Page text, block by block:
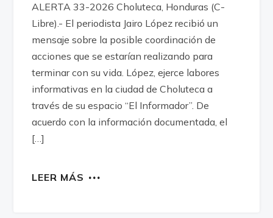
ALERTA 33-2026 Choluteca, Honduras (C-
Libre).- El periodista Jairo López recibió un
mensaje sobre la posible coordinación de
acciones que se estarían realizando para
terminar con su vida. López, ejerce labores
informativas en la ciudad de Choluteca a
través de su espacio “El Informador”. De
acuerdo con la información documentada, el
[…]
LEER MÁS